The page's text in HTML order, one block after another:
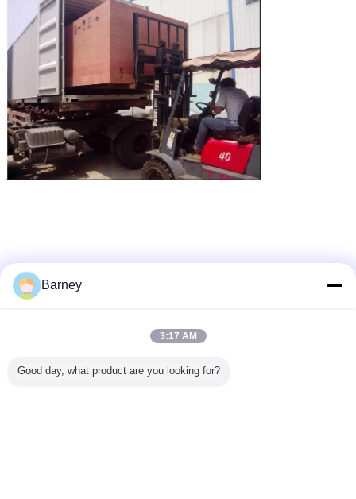
ট্যাগ:ক্যাবিনেটের ট্রে ড্রায়ার
এর সেরা মূল্য পান
উচ্চ দক্ষ উদ্ভিদ নির্যাস ভ্যাকুয়াম ট্রে ড্রায়ার
স্ট্যাটিক শুকানোর বর্গক্ষেত্র আকৃতি
Barney
3:17 AM
Good day, what product are you looking for?